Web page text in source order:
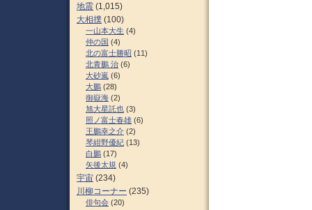
地震 (1,015)
大相撲 (100)
一山本大生 (4)
仲の国 (4)
北の富士勝昭 (11)
北青鵬 治 (6)
大砂嵐 (6)
大鵬 (28)
御嶽海 (2)
旭大星託也 (3)
照ノ富士春雄 (6)
王鵬幸之介 (2)
琴紺野優紀 (13)
白鵬 (17)
矢後太規 (4)
宇宙 (234)
川柳コーナー (235)
俳句会 (20)